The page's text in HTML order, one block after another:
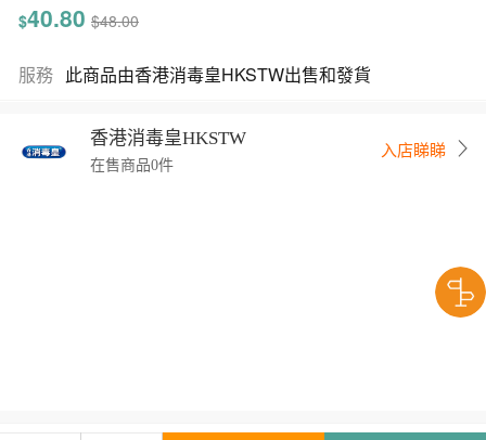
$40.80 $48.00
服務 此商品由香港消毒皇HKSTW出售和發貨
香港消毒皇HKSTW
在售商品0件
入店睇睇